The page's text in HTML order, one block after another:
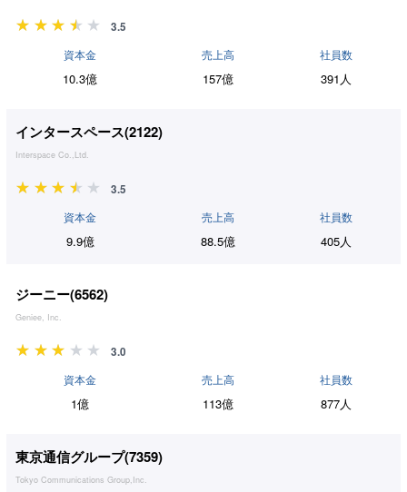
3.5
資本金
10.3億
売上高
157億
社員数
391人
インタースペース(2122)
Interspace Co.,Ltd.
3.5
資本金
9.9億
売上高
88.5億
社員数
405人
ジーニー(6562)
Geniee, Inc.
3.0
資本金
1億
売上高
113億
社員数
877人
東京通信グループ(7359)
Tokyo Communications Group,Inc.